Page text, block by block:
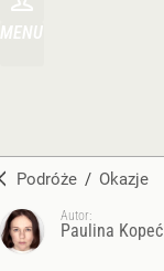
MENU
Podróże / Okazje
Autor:
Paulina Kopeć